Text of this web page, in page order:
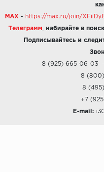
MAX - https://max.ru/join/
Телеграмм набирайте в
Подписывайтесь и
8 (925) 665-06-03-
8
8
+7
E-mail: